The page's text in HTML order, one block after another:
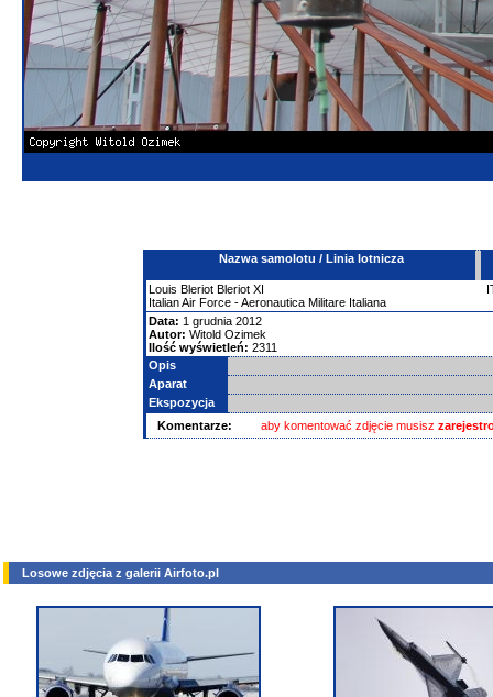
Nazwa samolotu / Linia lotnicza
Louis Bleriot Bleriot XI
Italian Air Force - Aeronautica Militare Italiana
Data: 1 grudnia 2012
Autor: Witold Ozimek
Ilość wyświetleń: 2311
Opis
Aparat
Ekspozycja
Komentarze:
aby komentować zdjęcie musisz
Losowe zdjęcia z galerii Airfoto.pl